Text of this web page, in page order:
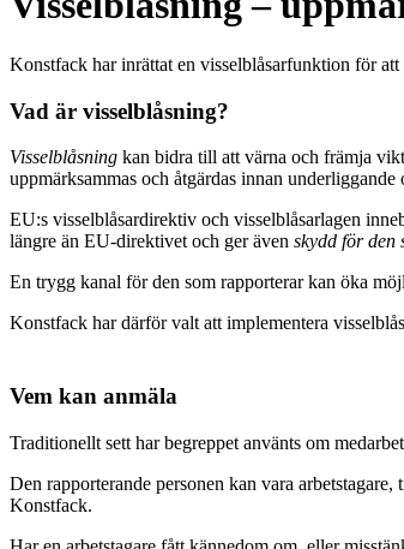
Konstfack har inrättat en visselblåsarfunktion för
Vad är visselblåsning?
Visselblåsning kan bidra till att värna och främja
uppmärksammas och åtgärdas innan underliggande
EU:s visselblåsardirektiv och visselblåsarlagen
längre än EU-direktivet och ger även skydd för den
En trygg kanal för den som rapporterar kan öka
Konstfack har därför valt att implementera
Vem kan anmäla
Traditionellt sett har begreppet använts om
Den rapporterande personen kan vara
Konstfack.